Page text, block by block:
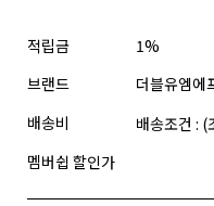
적립금
1%
브랜드
더블유엠에
배송비
배송조건 : (
멤버쉽 할인가